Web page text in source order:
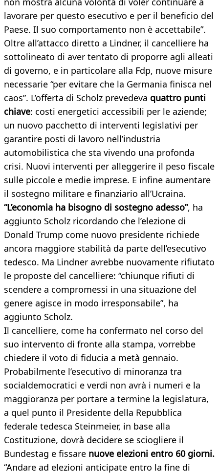
lavorare per questo esecutivo e per il beneficio del
Paese. Il suo comportamento non è accettabile”.
Oltre all’attacco diretto a Lindner, il cancelliere ha
sottolineato di aver tentato di proporre agli alleati
di governo, e in particolare alla Fdp, nuove misure
necessarie “per evitare che la Germania finisca nel
caos”. L’offerta di Scholz prevedeva quattro punti
chiave: costi energetici accessibili per le aziende;
un nuovo pacchetto di interventi legislativi per
garantire posti di lavoro nell’industria
automobilistica che sta vivendo una profonda
crisi. Nuovi interventi per alleggerire il peso fiscale
sulle piccole e medie imprese. E infine aumentare
il sostegno militare e finanziario all’Ucraina.
“L’economia ha bisogno di sostegno adesso”, ha
aggiunto Scholz ricordando che l’elezione di
Donald Trump come nuovo presidente richiede
ancora maggiore stabilità da parte dell’esecutivo
tedesco. Ma Lindner avrebbe nuovamente rifiutato
le proposte del cancelliere: “chiunque rifiuti di
scendere a compromessi in una situazione del
genere agisce in modo irresponsabile”, ha
aggiunto Scholz.
Il cancelliere, come ha confermato nel corso del
suo intervento di fronte alla stampa, vorrebbe
chiedere il voto di fiducia a metà gennaio.
Probabilmente l’esecutivo di minoranza tra
socialdemocratici e verdi non avrà i numeri e la
maggioranza per portare a termine la legislatura,
a quel punto il Presidente della Repubblica
federale tedesca Steinmeier, in base alla
Costituzione, dovrà decidere se sciogliere il
Bundestag e fissare nuove elezioni entro 60 giorni.
“Andare ad elezioni anticipate entro la fine di